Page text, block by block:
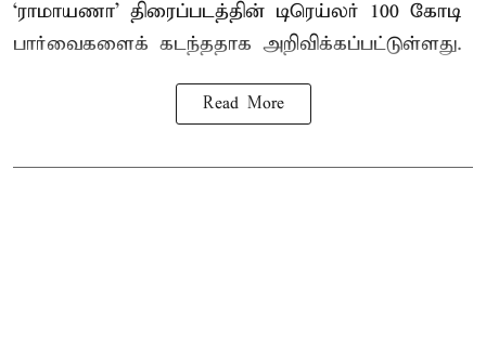
‘ராமாயணா’ திரைப்படத்தின் டிரெய்லர் 100 கோடி
பார்வைகளைக் கடந்ததாக அறிவிக்கப்பட்டுள்ளது.
Read More